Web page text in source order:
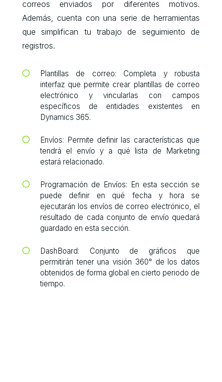
correos enviados por diferentes motivos.
Además, cuenta con una serie de herramientas
que simplifican tu trabajo de seguimiento de
registros.
Plantillas de correo: Completa y robusta
interfaz que permite crear plantillas de correo
electrónico y vincularlas con campos
específicos de entidades existentes en
Dynamics 365.
Envíos: Permite definir las características que
tendrá el envío y a qué lista de Marketing
estará relacionado.
Programación de Envíos: En esta sección se
puede definir en qué fecha y hora se
ejecutarán los envíos de correo electrónico, el
resultado de cada conjunto de envío quedará
guardado en esta sección.
DashBoard: Conjunto de gráficos que
permitirán tener una visión 360° de los datos
obtenidos de forma global en cierto periodo de
tiempo.